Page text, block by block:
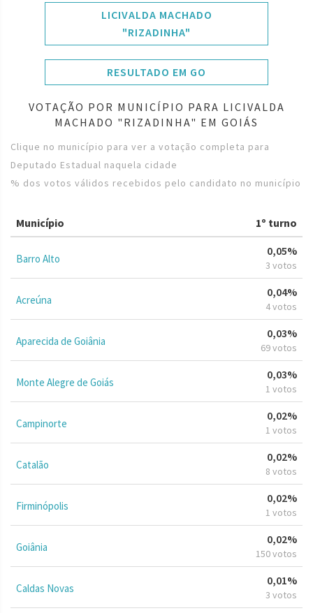
LICIVALDA MACHADO
"RIZADINHA"
RESULTADO EM GO
VOTAÇÃO POR MUNICÍPIO PARA LICIVALDA
MACHADO "RIZADINHA" EM GOIÁS
Clique no município para ver a votação completa para
Deputado Estadual naquela cidade
% dos votos válidos recebidos pelo candidato no município
Município 1º turno
Barro Alto
0,05%
3 votos
Acreúna
0,04%
4 votos
Aparecida de Goiânia
0,03%
69 votos
Monte Alegre de Goiás
0,03%
1 votos
Campinorte
0,02%
1 votos
Catalão
0,02%
8 votos
Firminópolis
0,02%
1 votos
Goiânia
0,02%
150 votos
Caldas Novas
0,01%
3 votos